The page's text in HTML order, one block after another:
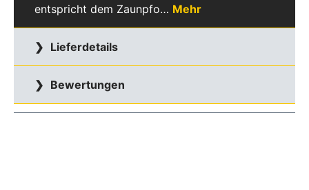
entspricht dem Zaunpfo… Mehr
Lieferdetails
Bewertungen